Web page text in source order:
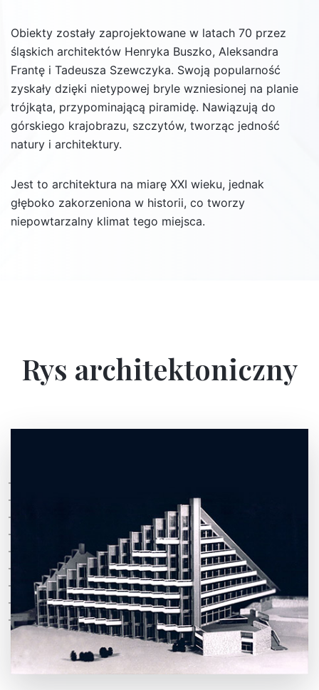
Obiekty zostały zaprojektowane w latach 70 przez
śląskich architektów Henryka Buszko, Aleksandra
Frantę i Tadeusza Szewczyka. Swoją popularność
zyskały dzięki nietypowej bryle wzniesionej na planie
trójkąta, przypominającą piramidę. Nawiązują do
górskiego krajobrazu, szczytów, tworząc jedność
natury i architektury.
Jest to architektura na miarę XXI wieku, jednak
głęboko zakorzeniona w historii, co tworzy
niepowtarzalny klimat tego miejsca.
Rys architektoniczny